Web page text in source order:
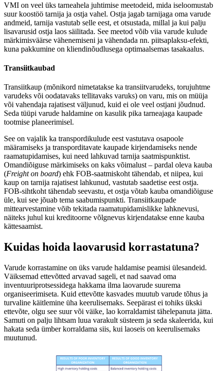
VMI on veel üks tarneahela juhtimise meetodeid, mida iseloomustab
suur koostöö tarnija ja ostja vahel. Ostja jagab tarnijaga oma varude
andmeid, tarnija vastutab selle eest, et otsustada, millal ja kui palju
lisavarusid ostja laos säilitada. See meetod võib viia varude kulude
märkimisväärse vähenemiseni ja vähendada nn. piitsaplaksu-efekti,
kuna pakkumine on kliendinõudlusega optimaalsemas tasakaalus.
Transiitkaubad
Transiitkaup (mõnikord nimetatakse ka transiitvarudeks, torujuhtme
varudeks või oodatavaks tellitavaks varuks) on varu, mis on müüja
või vahendaja rajatisest väljunud, kuid ei ole veel ostjani jõudnud.
Seda tüüpi varude haldamine on kasulik pika tarneajaga kaupade
tootmise planeerimisel.
See on vajalik ka transpordikulude eest vastutava osapoole
määramiseks ja transporditavate kaupade kirjendamiseks nende
raamatupidamises, kui need lahkuvad tarnija saatmispunktist.
Omandiõiguse märkimiseks on kaks võimalust – pardal oleva kauba
(Freight on board) ehk FOB-saatmiskoht tähendab, et niipea, kui
kaup on tarnija rajatisest lahkunud, vastutab saadetise eest ostja.
FOB-sihtkoht tähendab seevastu, et ostja võtab kauba omandiõiguse
üle, kui see jõuab tema saabumispunkti. Transiitkaupade
mittearvestamine võib tekitada raamatupidamislikke lahknevusi,
näiteks juhul kui kreditoorne võlgnevus kirjendatakse enne kauba
kättesaamist.
Kuidas hoida laovarusid korrastatuna?
Varude korrastamine on üks varude haldamise peamisi ülesandeid.
Väiksemad ettevõtted arvavad sageli, et nad saavad oma
inventuuriprotsessidega hakkama ilma laovarude suurema
organiseerimiseta. Kuid ettevõtte kasvades muutub varude tõhus ja
turvaline käitlemine üha keerulisemaks. Seepärast ei tohiks ükski
ettevõte, olgu see suur või väike, lao korraldamist tähelepanuta jätta.
Samuti on palju lihtsam luua varakult süsteem ja seda skaleerida, kui
hakata seda ümber korraldama siis, kui laoseis on keerulisemaks
muutunud.